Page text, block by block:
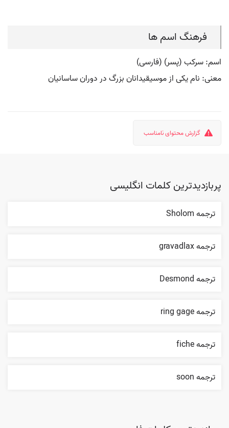
فرهنگ اسم ها
اسم: سرکب (پسر) (فارسی)
معنی: نام یکی از موسیقیدانان بزرگ در دوران ساسانیان
گزارش محتوای نامناسب
پربازدیدترین کلمات انگلیسی
ترجمه Sholom
ترجمه gravadlax
ترجمه Desmond
ترجمه ring gage
ترجمه fiche
ترجمه soon